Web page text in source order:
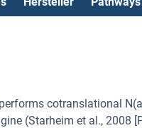
cotranslational
(Starheim et al., 2008